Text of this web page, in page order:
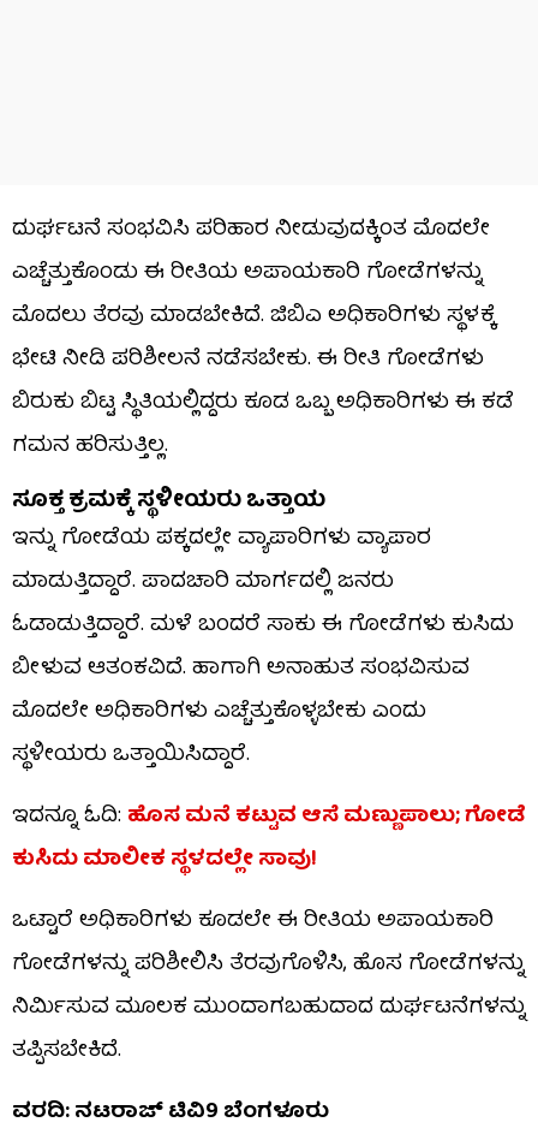
ದುರ್ಘಟನೆ ಸಂಭವಿಸಿ ಪರಿಹಾರ ನೀಡುವುದಕ್ಕಿಂತ ಮೊದಲೇ
ಎಚ್ಚೆತ್ತುಕೊಂಡು ಈ ರೀತಿಯ ಅಪಾಯಕಾರಿ ಗೋಡೆಗಳನ್ನು
ಮೊದಲು ತೆರವು ಮಾಡಬೇಕಿದೆ. ಜಿಬಿಎ ಅಧಿಕಾರಿಗಳು ಸ್ಥಳಕ್ಕೆ
ಭೇಟಿ ನೀಡಿ ಪರಿಶೀಲನೆ ನಡೆಸಬೇಕು. ಈ ರೀತಿ ಗೋಡೆಗಳು
ಬಿರುಕು ಬಿಟ್ಟ ಸ್ಥಿತಿಯಲ್ಲಿದ್ದರು ಕೂಡ ಒಬ್ಬ ಅಧಿಕಾರಿಗಳು ಈ ಕಡೆ
ಗಮನ ಹರಿಸುತ್ತಿಲ್ಲ.
ಸೂಕ್ತ ಕ್ರಮಕ್ಕೆ ಸ್ಥಳೀಯರು ಒತ್ತಾಯ
ಇನ್ನು ಗೋಡೆಯ ಪಕ್ಕದಲ್ಲೇ ವ್ಯಾಪಾರಿಗಳು ವ್ಯಾಪಾರ
ಮಾಡುತ್ತಿದ್ದಾರೆ. ಪಾದಚಾರಿ ಮಾರ್ಗದಲ್ಲಿ ಜನರು
ಓಡಾಡುತ್ತಿದ್ದಾರೆ. ಮಳೆ ಬಂದರೆ ಸಾಕು ಈ ಗೋಡೆಗಳು ಕುಸಿದು
ಬೀಳುವ ಆತಂಕವಿದೆ. ಹಾಗಾಗಿ ಅನಾಹುತ ಸಂಭವಿಸುವ
ಮೊದಲೇ ಅಧಿಕಾರಿಗಳು ಎಚ್ಚೆತ್ತುಕೊಳ್ಳಬೇಕು ಎಂದು
ಸ್ಥಳೀಯರು ಒತ್ತಾಯಿಸಿದ್ದಾರೆ.
ಇದನ್ನೂ ಓದಿ: ಹೊಸ ಮನೆ ಕಟ್ಟುವ ಆಸೆ ಮಣ್ಣುಪಾಲು; ಗೋಡೆ
ಕುಸಿದು ಮಾಲೀಕ ಸ್ಥಳದಲ್ಲೇ ಸಾವು!
ಒಟ್ಟಾರೆ ಅಧಿಕಾರಿಗಳು ಕೂಡಲೇ ಈ ರೀತಿಯ ಅಪಾಯಕಾರಿ
ಗೋಡೆಗಳನ್ನು ಪರಿಶೀಲಿಸಿ ತೆರವುಗೊಳಿಸಿ, ಹೊಸ ಗೋಡೆಗಳನ್ನು
ನಿರ್ಮಿಸುವ ಮೂಲಕ ಮುಂದಾಗಬಹುದಾದ ದುರ್ಘಟನೆಗಳನ್ನು
ತಪ್ಪಿಸಬೇಕಿದೆ.
ವರದಿ: ನಟರಾಜ್ ಟಿವಿ9 ಬೆಂಗಳೂರು